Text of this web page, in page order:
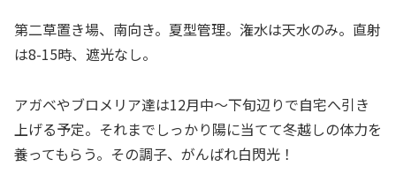
第二草置き場、南向き。夏型管理。潅水は天水のみ。直射
は8-15時、遮光なし。
アガベやブロメリア達は12月中～下旬辺りで自宅へ引き
上げる予定。それまでしっかり陽に当てて冬越しの体力を
養ってもらう。その調子、がんばれ白閃光！